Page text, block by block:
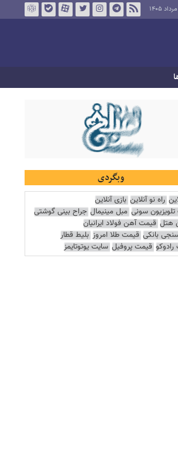
وبگردی
راه نو آنلاین بازی آنلاین
سونی مبل مینیمال جراح بینی گوشتی
هتل قیمت آهن فولاد ایرانیان
بانکی قیمت طلا امروز بلیط قطار
قیمت پروفیل سایت یوتوتایمز